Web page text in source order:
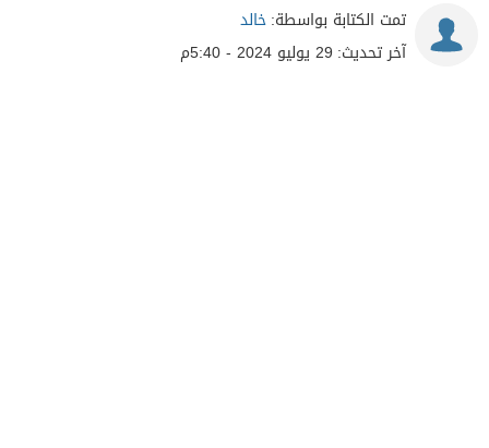
تمت الكتابة بواسطة:خالد
آخر تحديث: 29 يوليو 2024 - 5:40م